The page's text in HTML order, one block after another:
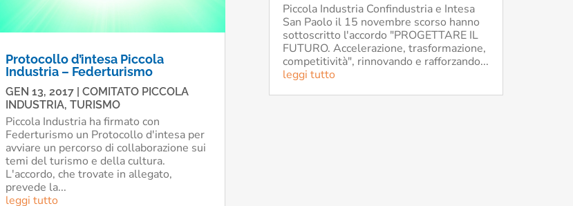
Protocollo d’intesa Piccola
Industria – Federturismo
GEN 13, 2017| COMITATO PICCOLA
INDUSTRIA, TURISMO
Piccola Industria ha firmato con
Federturismo un Protocollo d'intesa per
avviare un percorso di collaborazione sui
temi del turismo e della cultura.
L'accordo, che trovate in allegato,
prevede la...
leggi tutto
Piccola Industria Confindustria e Intesa
San Paolo il 15 novembre scorso hanno
sottoscritto l'accordo "PROGETTARE IL
FUTURO. Accelerazione, trasformazione,
competitività", rinnovando e rafforzando...
leggi tutto